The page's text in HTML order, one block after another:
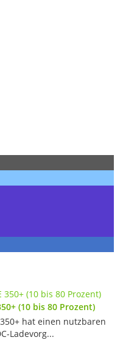
(10 bis 80 Prozent)
hat einen nutzbaren
Ladevorg...